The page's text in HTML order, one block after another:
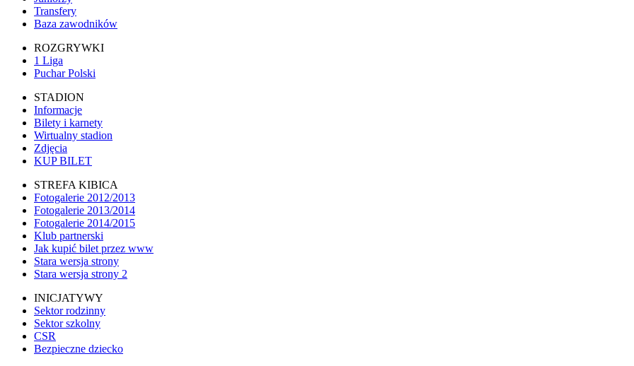
Transfery
Baza zawodników
ROZGRYWKI
1 Liga
Puchar Polski
STADION
Informacje
Bilety i karnety
Wirtualny stadion
Zdjęcia
KUP BILET
STREFA KIBICA
Fotogalerie 2012/2013
Fotogalerie 2013/2014
Fotogalerie 2014/2015
Klub partnerski
Jak kupić bilet przez www
Stara wersja strony
Stara wersja strony 2
INICJATYWY
Sektor rodzinny
Sektor szkolny
CSR
Bezpieczne dziecko